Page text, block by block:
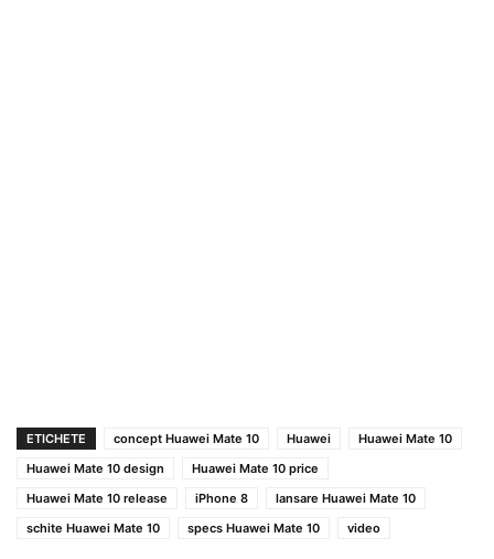
ETICHETE concept Huawei Mate 10 Huawei
Huawei Mate 10
Huawei Mate 10 design
Huawei Mate 10 price
Huawei Mate 10 release
iPhone 8
lansare Huawei Mate 10
schite Huawei Mate 10
specs Huawei Mate 10 video